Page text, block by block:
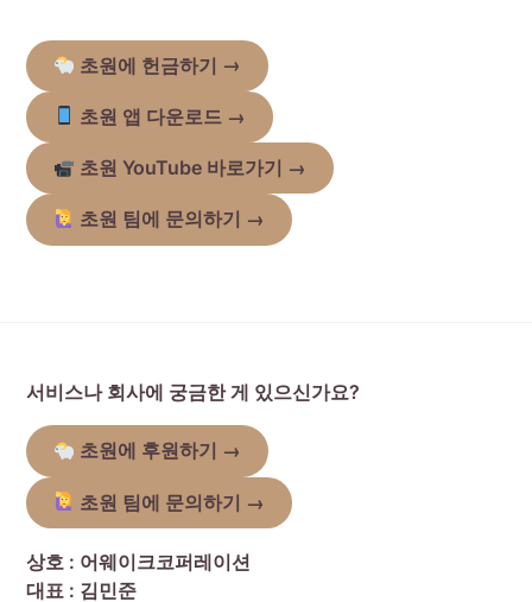
초원에 헌금하기 →
초원 앱 다운로드 →
초원 YouTube 바로가기 →
초원 팀에 문의하기 →
서비스나 회사에 궁금한 게 있으신가요?
초원에 후원하기 →
초원 팀에 문의하기 →
상호 : 어웨이크코퍼레이션
대표 : 김민준